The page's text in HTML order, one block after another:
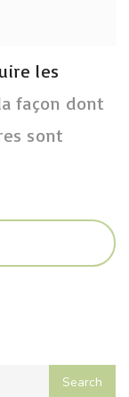
les
façon dont
sont